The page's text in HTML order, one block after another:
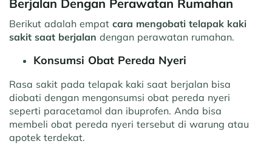
Berjalan Dengan Perawatan Rumahan
Berikut adalah empat cara mengobati telapak kaki
sakit saat berjalan dengan perawatan rumahan.
Konsumsi Obat Pereda Nyeri
Rasa sakit pada telapak kaki saat berjalan bisa
diobati dengan mengonsumsi obat pereda nyeri
seperti paracetamol dan ibuprofen. Anda bisa
membeli obat pereda nyeri tersebut di warung atau
apotek terdekat.